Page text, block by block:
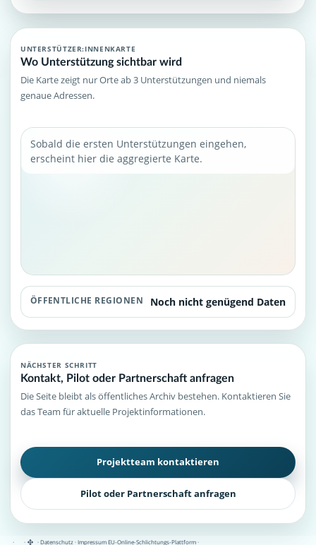
UNTERSTÜTZER:INNENKARTE
Wo Unterstützung sichtbar wird
Die Karte zeigt nur Orte ab 3 Unterstützungen und niemals
genaue Adressen.
Sobald die ersten Unterstützungen eingehen,
erscheint hier die aggregierte Karte.
ÖFFENTLICHE REGIONEN Noch nicht genügend Daten
NÄCHSTER SCHRITT
Kontakt, Pilot oder Partnerschaft anfragen
Die Seite bleibt als öffentliches Archiv bestehen. Kontaktieren Sie
das Team für aktuelle Projektinformationen.
Projektteam kontaktieren
Pilot oder Partnerschaft anfragen
· · ·Datenschutz·Impressum EU-Online-Schlichtungs-Plattform·